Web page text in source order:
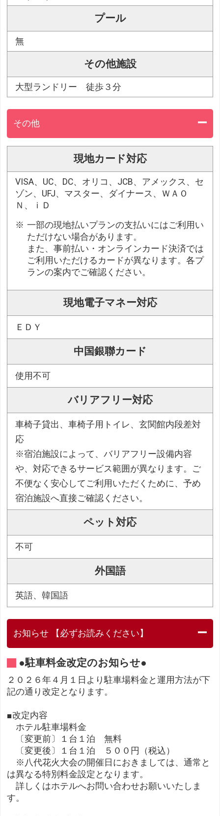
プール
無
その他施設
大型ランドリー 徒歩３分
その他
現地カード対応
VISA、UC、DC、オリコ、JCB、アメックス、セ
ゾン、UFJ、マスター、ダイナース、ＷＡＯ
Ｎ、ｉＤ
一部の現地払いプランの支払いにはご利用い
ただけない場合があります。
また、事前払い・オンラインカード決済では
ご利用いただけるカードが異なります。各プ
ランの案内でご確認ください。
現地電子マネー対応
ＥＤＹ
中国銀聯カード
使用不可
バリアフリー対応
車椅子貸出、車椅子用トイレ、玄関館内段差対
応
※宿泊施設によって、バリアフリー設備内容
や、対応できるサービス範囲が異なります。ご
不便なく安心してご利用いただくために、予め
宿泊施設へ直接ご確認ください。
ペット対応
不可
外国語
英語、韓国語
お知らせ 【必ずお読みください】
●駐車料金改定のお知らせ●
２０２６年４月１日より駐車場料金と運用方法が下
記の通り改定となります。
■改定内容
ホテル駐車場料金
〔変更前〕１台１泊 無料
〔変更後〕１台１泊 ５００円（税込）
※八代花火大会の開催日におきましては、通常と
は異なる特別料金設定となります。
詳しくはホテルへお問い合わせお願いいたしま
す。